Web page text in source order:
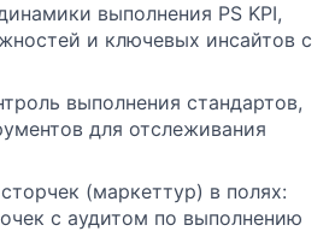
выполнения PS KPI,
и ключевых инсайтов с
выполнения стандартов,
для отслеживания
(маркеттур) в полях:
с аудитом по выполнению